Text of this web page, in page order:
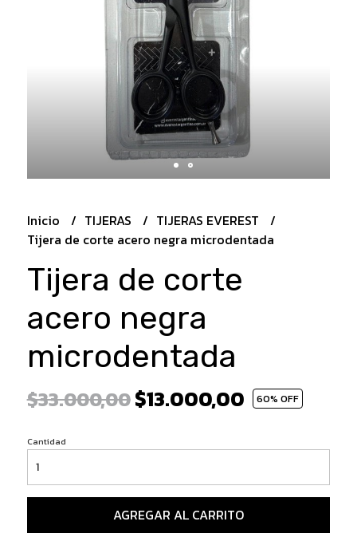
Inicio TIJERAS
TIJERAS EVEREST
Tijera de corte acero negra microdentada
Tijera de corte
acero negra
microdentada
$33.000,00$13.000,00 60% OFF
Cantidad
AGREGAR AL CARRITO